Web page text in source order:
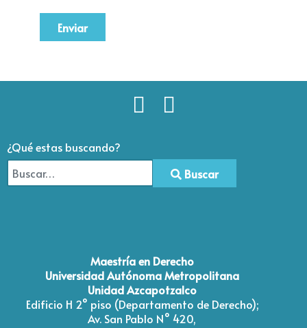
Enviar
¿Qué estas buscando?
Buscar
Maestría en Derecho
Universidad Autónoma Metropolitana
Unidad Azcapotzalco
Edificio H 2° piso (Departamento de Derecho);
Av. San Pablo N° 420,